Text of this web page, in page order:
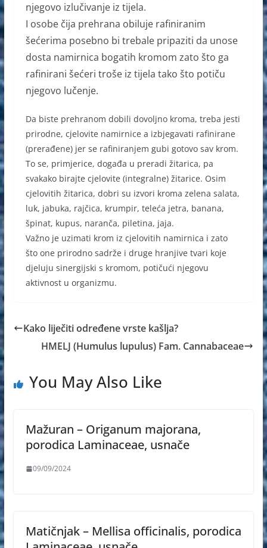
njegovo izlučivanje iz tijela.
I osobe čija prehrana obiluje rafiniranim
šećerima posebno bi trebale pripaziti da unose
dosta namirnica bogatih kromom zato što ga
rafinirani šećeri troše iz tijela tako što potiču
njegovo lučenje.
Da biste prehranom dobili dovoljno kroma, treba jesti
prirodne, cjelovite namirnice a izbjegavati rafinirane
(prerađene) jer se rafiniranjem gubi gotovo sav krom.
To se, primjerice, događa u preradi žitarica, pa
svakako birajte cjelovite (integralne) žitarice. Osim
cjelovitih žitarica, dobri su izvori kroma zelena salata,
luk, jabuka, rajčica, krumpir, teleća jetra, banana,
špinat, kupus, naranča, piletina, jaja.
Važno je uzimati krom iz cjelovitih namirnica i zato
što one prirodno sadrže i druge hranjive tvari koje
djeluju sinergijski s kromom, potičući njegovu
aktivnost u organizmu.
Kako liječiti određene vrste kašlja?
HMELJ (Humulus lupulus) Fam. Cannabaceae
You May Also Like
Mažuran – Origanum majorana,
porodica Laminaceae, usnače
09/09/2024
Matičnjak – Mellisa officinalis, porodica